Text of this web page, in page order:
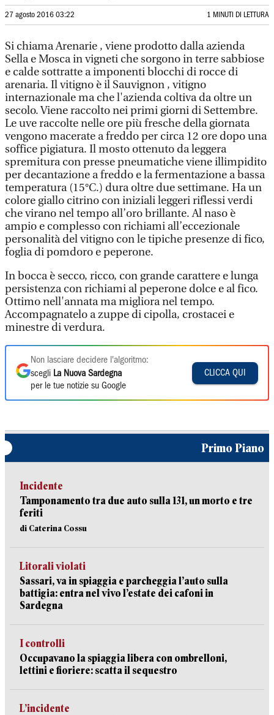
27 agosto 2016 03:22 1 MINUTI DI LETTURA
Si chiama Arenarie , viene prodotto dalla azienda
Sella e Mosca in vigneti che sorgono in terre sabbiose
e calde sottratte a imponenti blocchi di rocce di
arenaria. Il vitigno è il Sauvignon , vitigno
internazionale ma che l'azienda coltiva da oltre un
secolo. Viene raccolto nei primi giorni di Settembre.
Le uve raccolte nelle ore più fresche della giornata
vengono macerate a freddo per circa 12 ore dopo una
soffice pigiatura. Il mosto ottenuto da leggera
spremitura con presse pneumatiche viene illimpidito
per decantazione a freddo e la fermentazione a bassa
temperatura (15°C.) dura oltre due settimane. Ha un
colore giallo citrino con iniziali leggeri riflessi verdi
che virano nel tempo all’oro brillante. Al naso è
ampio e complesso con richiami all’eccezionale
personalità del vitigno con le tipiche presenze di fico,
foglia di pomdoro e peperone.
In bocca è secco, ricco, con grande carattere e lunga
persistenza con richiami al peperone dolce e al fico.
Ottimo nell'annata ma migliora nel tempo.
Accompagnatelo a zuppe di cipolla, crostacei e
minestre di verdura.
Non lasciare decidere l'algoritmo:
scegli La Nuova Sardegna
per le tue notizie su Google
CLICCA QUI
Primo Piano
Incidente
Tamponamento tra due auto sulla 131, un morto e tre
feriti
di Caterina Cossu
Litorali violati
Sassari, va in spiaggia e parcheggia l’auto sulla
battigia: entra nel vivo l’estate dei cafoni in
Sardegna
I controlli
Occupavano la spiaggia libera con ombrelloni,
lettini e fioriere: scatta il sequestro
L’incidente